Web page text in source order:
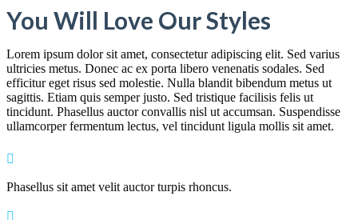
You Will Love Our Styles
Lorem ipsum dolor sit amet, consectetur adipiscing elit. Sed varius
ultricies metus. Donec ac ex porta libero venenatis sodales. Sed
efficitur eget risus sed molestie. Nulla blandit bibendum metus ut
sagittis. Etiam quis semper justo. Sed tristique facilisis felis ut
tincidunt. Phasellus auctor convallis nisl ut accumsan. Suspendisse
ullamcorper fermentum lectus, vel tincidunt ligula mollis sit amet.
Phasellus sit amet velit auctor turpis rhoncus.